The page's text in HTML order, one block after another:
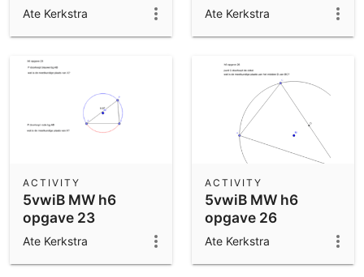
Ate Kerkstra Ate Kerkstra
5vwiB MW h6
opgave 23
ACTIVITY
Ate Kerkstra
5vwiB MW h6
opgave 26
ACTIVITY
Ate Kerkstra